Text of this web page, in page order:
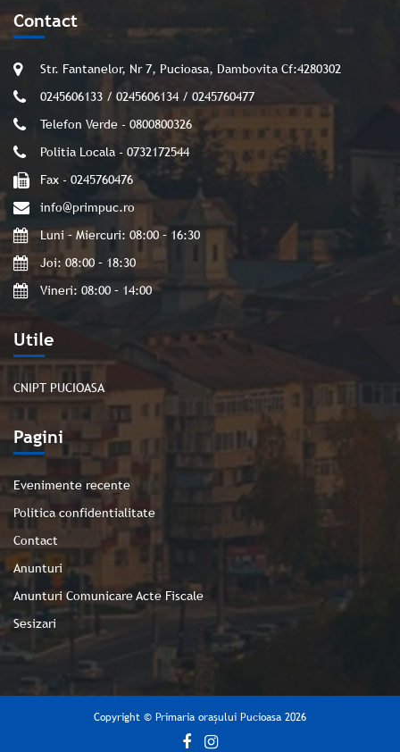
Utile
CNIPT PUCIOASA
Pagini
Evenimente recente
Politica confidentialitate
Contact
Anunturi
Anunturi Comunicare Acte Fiscale
Sesizari
Contact
Str. Fantanelor, Nr 7, Pucioasa, Dambovita Cf:4280302
0245606133 / 0245606134 / 0245760477
Telefon Verde - 0800800326
Politia Locala - 0732172544
Fax - 0245760476
info@primpuc.ro
Luni – Miercuri: 08:00 – 16:30
Joi: 08:00 – 18:30
Vineri: 08:00 – 14:00
Copyright © Primaria orașului Pucioasa 2026